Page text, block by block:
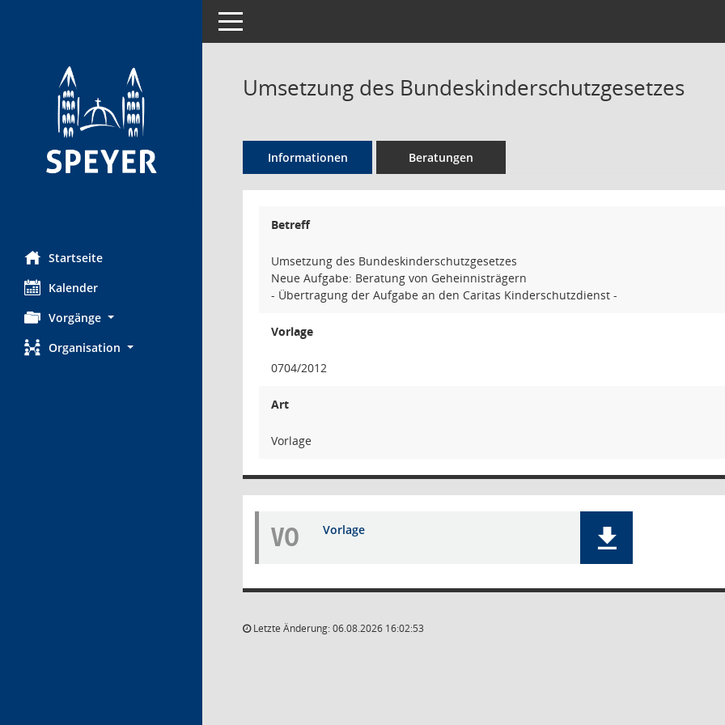
Startseite
Kalender
Vorgänge
Organisation
Toggle navigation
Umsetzung des Bundeskinderschutzgesetzes
Informationen Beratungen
Betreff
Umsetzung des Bundeskinderschutzgesetzes
Neue Aufgabe: Beratung von Geheinnisträgern
- Übertragung der Aufgabe an den Caritas Kinderschutzdienst -
Vorlage
0704/2012
Art
Vorlage
VO Vorlage
Letzte Änderung: 06.08.2026 16:02:53